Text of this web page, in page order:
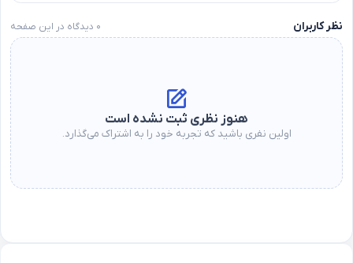
نظر کاربران ۰ دیدگاه در این صفحه
هنوز نظری ثبت نشده است
اولین نفری باشید که تجربه خود را به اشتراک می‌گذارد.